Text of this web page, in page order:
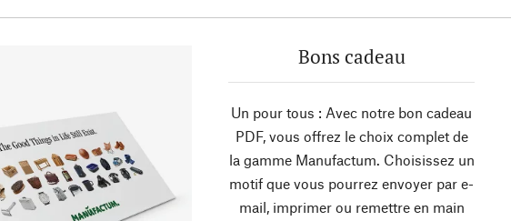
Bons cadeau
Un pour tous : Avec notre bon cadeau
PDF, vous offrez le choix complet de
la gamme Manufactum. Choisissez un
motif que vous pourrez envoyer par e-
mail, imprimer ou remettre en main